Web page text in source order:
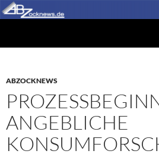
Zum
Inhalt
ABZOCKNEWS
ANGEBLICHE